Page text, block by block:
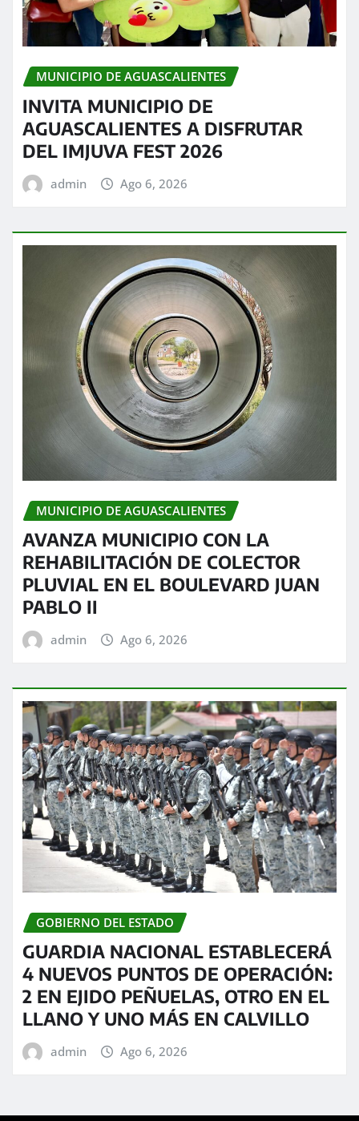
MUNICIPIO DE AGUASCALIENTES
INVITA MUNICIPIO DE
AGUASCALIENTES A DISFRUTAR
DEL IMJUVA FEST 2026
admin Ago 6, 2026
MUNICIPIO DE AGUASCALIENTES
AVANZA MUNICIPIO CON LA
REHABILITACIÓN DE COLECTOR
PLUVIAL EN EL BOULEVARD JUAN
PABLO II
admin Ago 6, 2026
GOBIERNO DEL ESTADO
GUARDIA NACIONAL ESTABLECERÁ
4 NUEVOS PUNTOS DE OPERACIÓN:
2 EN EJIDO PEÑUELAS, OTRO EN EL
LLANO Y UNO MÁS EN CALVILLO
admin Ago 6, 2026